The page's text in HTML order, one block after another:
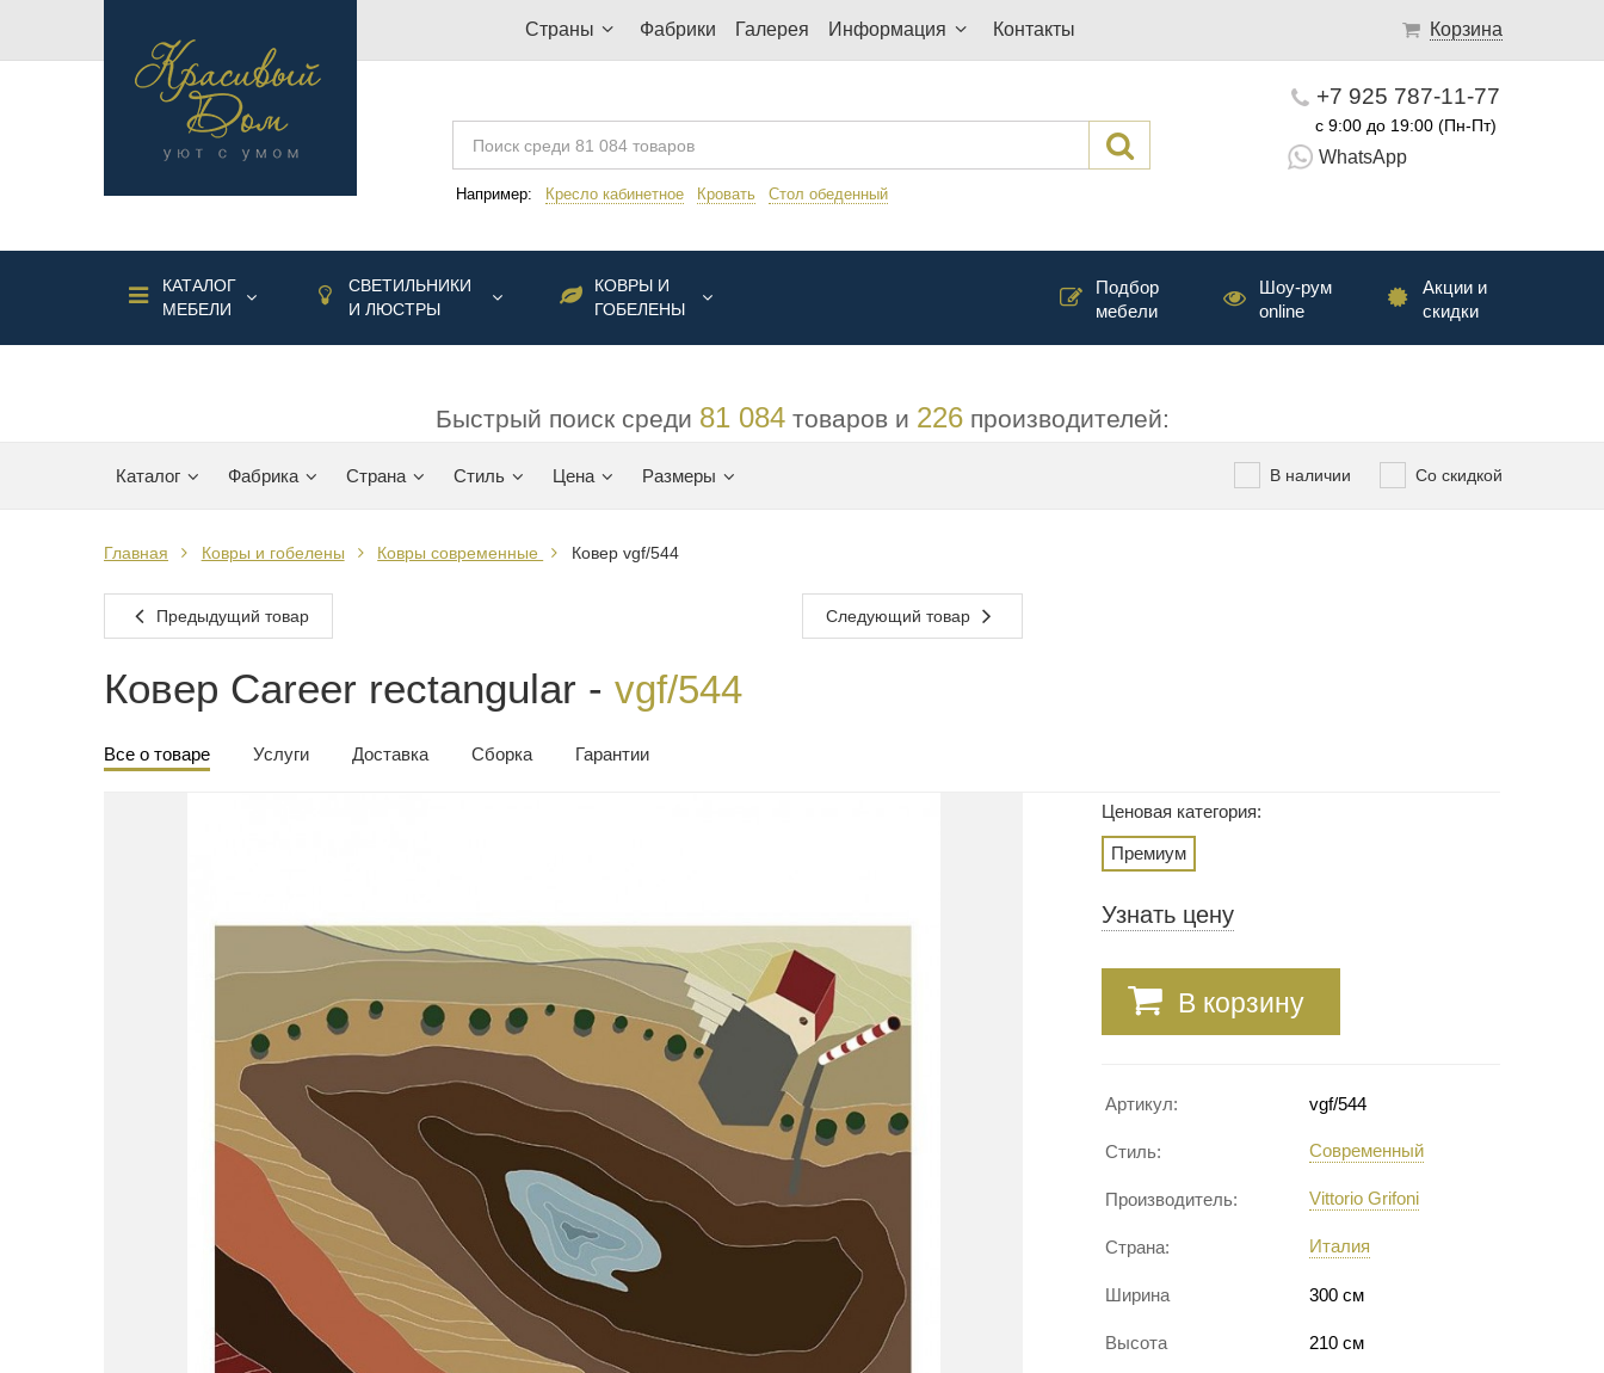
Страны Фабрики Галерея Информация Контакты Корзина
Например: Кресло кабинетное Кровать Стол обеденный
+7 925 787-11-77
с 9:00 до 19:00 (Пн-Пт)
WhatsApp
КАТАЛОГ
МЕБЕЛИ
СВЕТИЛЬНИКИ
И ЛЮСТРЫ
КОВРЫ И
ГОБЕЛЕНЫ
Акции и
скидки
Шоу-рум
online
Подбор
мебели
Быстрый поиск среди 81 084товаров и 226производителей:
Каталог Фабрика Страна Стиль Цена Размеры Со скидкой
В наличии
Главная Ковры и гобелены Ковры современные Ковер vgf/544
Предыдущий товар Следующий товар
Ковер Career rectangular - vgf/544
Все о товаре Услуги Доставка Сборка Гарантии
Ценовая категория:
Премиум
Узнать цену
В корзину
Артикул: vgf/544
Стиль: Современный
Производитель: Vittorio Grifoni
Страна: Италия
Ширина 300 см
Высота 210 см